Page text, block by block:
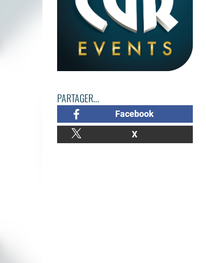
PARTAGER...
Facebook
X